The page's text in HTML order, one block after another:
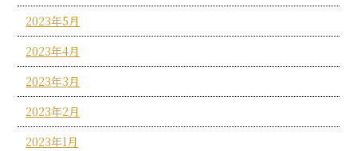
2023年5月
2023年4月
2023年3月
2023年2月
2023年1月